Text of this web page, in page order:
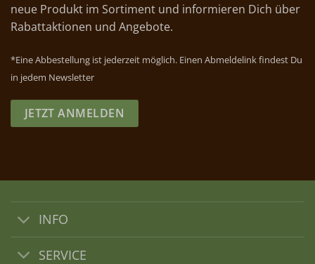
neue Produkt im Sortiment und informieren Dich über
Rabattaktionen und Angebote.
*Eine Abbestellung ist jederzeit möglich. Einen Abmeldelink findest Du
in jedem Newsletter
JETZT ANMELDEN
INFO
SERVICE